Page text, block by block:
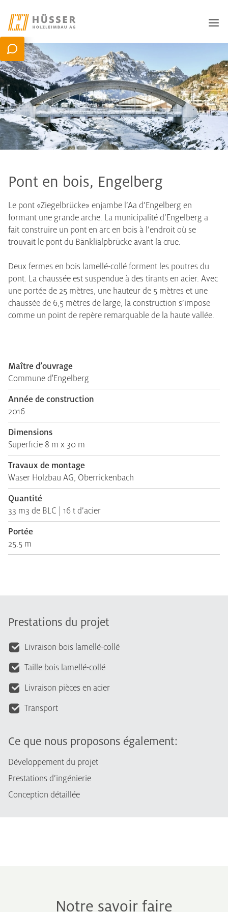
Pont en bois, Engelberg
Le pont «Ziegelbrücke» enjambe l’Aa d’Engelberg en
formant une grande arche. La municipalité d’Engelberg a
fait construire un pont en arc en bois à l’endroit où se
trouvait le pont du Bänklialpbrücke avant la crue.
Deux fermes en bois lamellé-collé forment les poutres du
pont. La chaussée est suspendue à des tirants en acier. Avec
une portée de 25 mètres, une hauteur de 5 mètres et une
chaussée de 6,5 mètres de large, la construction s’impose
comme un point de repère remarquable de la haute vallée.
Maître d’ouvrage
Commune d'Engelberg
Année de construction
2016
Dimensions
Superficie 8 m x 30 m
Travaux de montage
Waser Holzbau AG, Oberrickenbach
Quantité
33 m3 de BLC | 16 t d’acier
Portée
25.5 m
Prestations du projet
Livraison bois lamellé-collé
Taille bois lamellé-collé
Livraison pièces en acier
Transport
Ce que nous proposons également:
Développement du projet
Prestations d’ingénierie
Conception détaillée
Notre savoir faire